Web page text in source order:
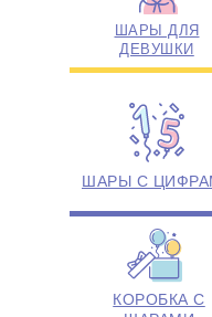
ШАРЫ ДЛЯ
ДЕВУШКИ
ШАРЫ С
КОРОБКА С